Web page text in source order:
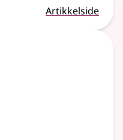
Artikkelside